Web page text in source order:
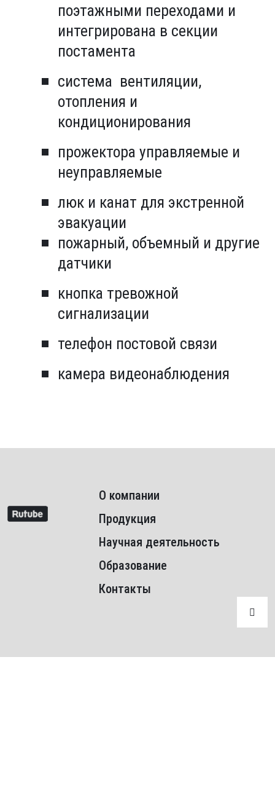
поэтажными переходами и
интегрирована в секции
постамента
система вентиляции,
отопления и
кондиционирования
прожектора управляемые и
неуправляемые
люк и канат для экстренной
эвакуации
пожарный, объемный и другие
датчики
кнопка тревожной
сигнализации
телефон постовой связи
камера видеонаблюдения
О компании
Продукция
Научная деятельность
Образование
Контакты